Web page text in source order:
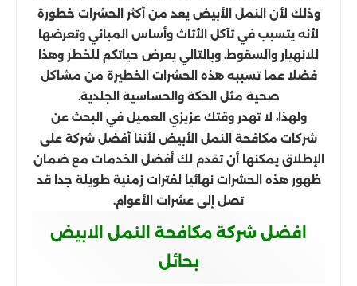
وذلك لأن النمل الأبيض يعد من أكثر الحشرات خطورة
لأنه يتسبب في تآكل الأثاث وأساس المباني وتعرضها
للانهيار والسقوط، وبالتالي يعرض حياتكم للخطر وهذا
فضلا عما تسببه هذه الحشرات الخطيرة من مشاكل
صحية مثل الحكة والحساسية الجلدية.
ولهذا، لا تهدر وقتك عزيزي العميل في البحث عن
شركات مكافحة النمل الأبيض لأننا أفضل شركة على
الإطلاق يمكنها أن تقدم لك أفضل الخدمات مع ضمان
ظهور هذه الحشرات نهائيا لفترات زمنية طويلة جدا قد
تصل إلى عشرات الأعوام.
افضل شركة مكافحة النمل الابيض
بحائل